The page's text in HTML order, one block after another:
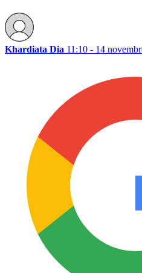
Khardiata Dia 11:10 - 14